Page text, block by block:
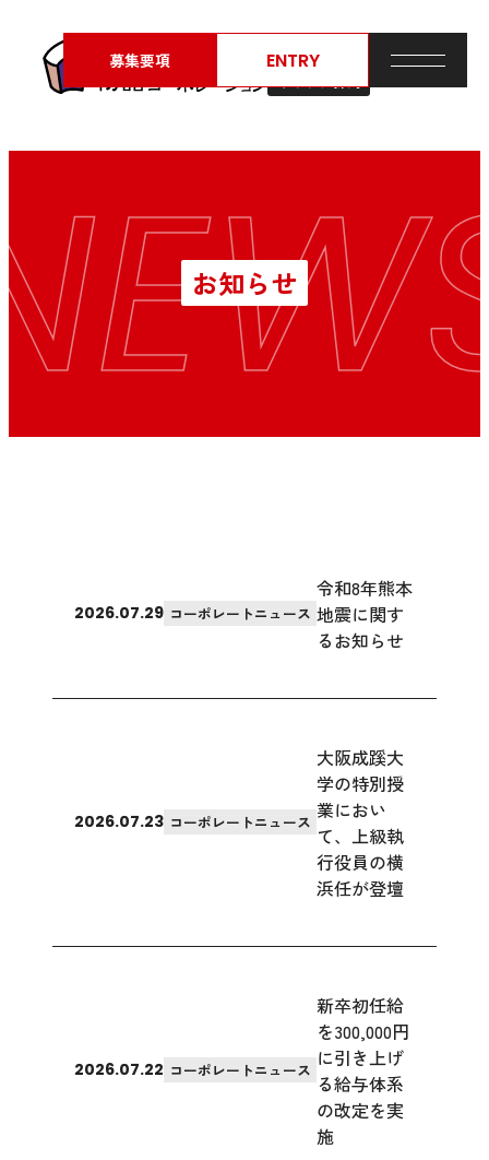
キャリア採用
募集要項 ENTRY
お知らせ
2026.07.29 コーポレートニュース
令和8年熊本
地震に関す
るお知らせ
2026.07.23 コーポレートニュース
大阪成蹊大
学の特別授
業におい
て、上級執
行役員の横
浜任が登壇
2026.07.22 コーポレートニュース
新卒初任給
を300,000円
に引き上げ
る給与体系
の改定を実
施